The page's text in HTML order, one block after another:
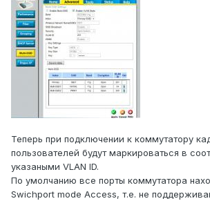
Теперь при подключении к коммутатору
пользователей будут маркироваться в
указаными VLAN ID.
По умолчанию все порты коммутатора
Swichport mode Access, т.е. не